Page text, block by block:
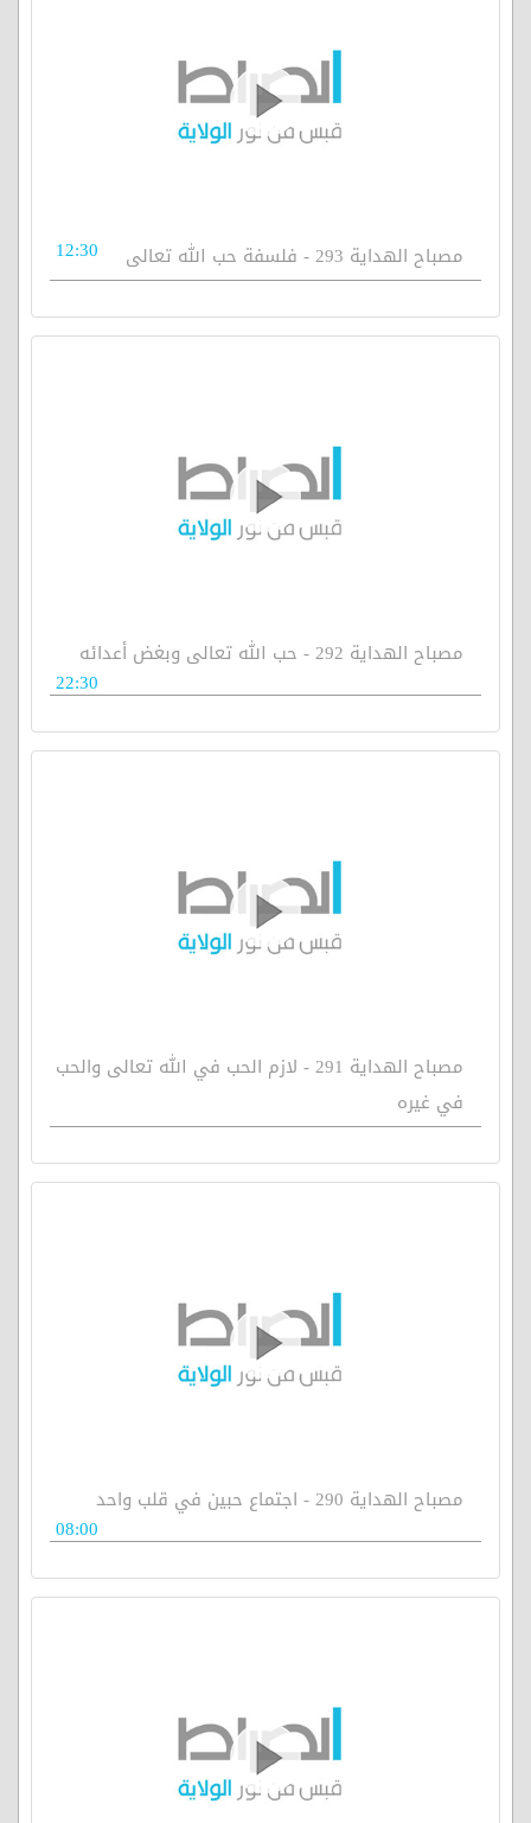
مصباح الهداية 293 - فلسفة حب الله تعالى 12:30
مصباح الهداية 292 - حب الله تعالى وبغض أعدائه
22:30
مصباح الهداية 291 - لازم الحب في الله تعالى والحب
في غيره
مصباح الهداية 290 - اجتماع حبين في قلب واحد
08:00